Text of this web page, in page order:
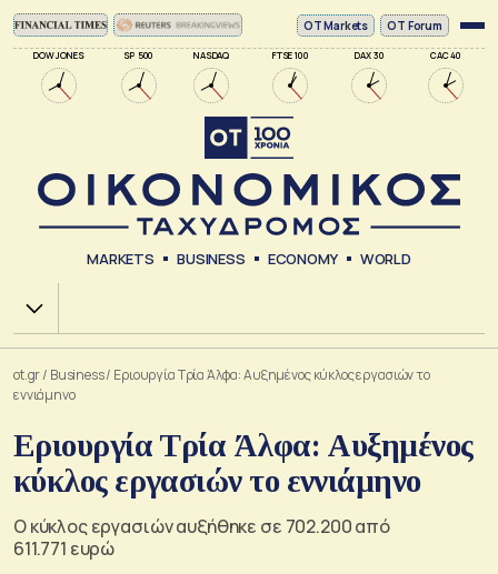
DOW JONES SP 500 NASDAQ FTSE 100 DAX 30 CAC 40
ΟΤ Markets OT Forum
MARKETS BUSINESS ECONOMY WORLD
Χ.Α.
ot.gr/ Business/ Εριουργία Τρία Άλφα: Αυξημένος κύκλος εργασιών το
εννιάμηνο
Εριουργία Τρία Άλφα: Αυξημένος
κύκλος εργασιών το εννιάμηνο
Ο κύκλος εργασιών αυξήθηκε σε 702.200 από
611.771 ευρώ